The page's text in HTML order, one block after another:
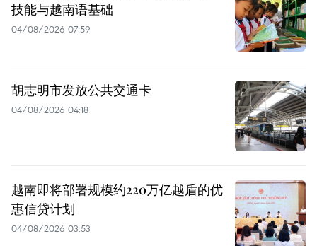
技能与越南语基础
04/08/2026 07:59
胡志明市发放公共交通卡
04/08/2026 04:18
越南即将部署规模约220万亿越盾的优
惠信贷计划
04/08/2026 03:53